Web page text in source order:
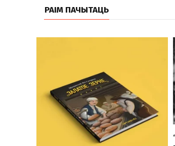
РАІМ ПАЧЫТАЦЬ